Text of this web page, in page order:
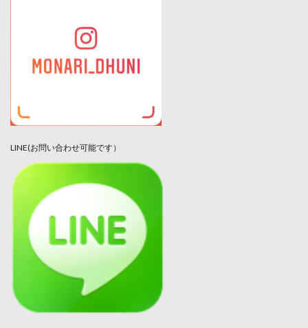
LINE(お問い合わせ可能です）